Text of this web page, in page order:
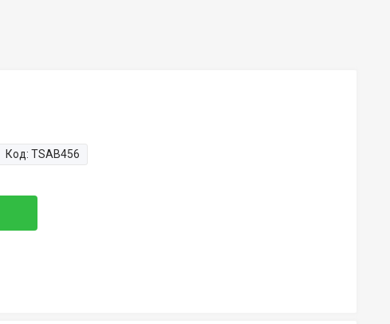
Код: TSAB456